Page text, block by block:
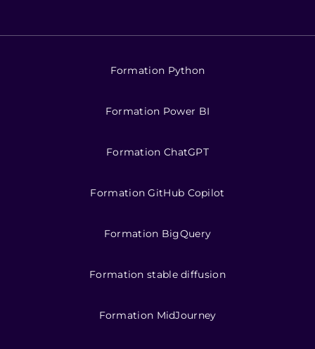
Formation Python
Formation Power BI
Formation ChatGPT
Formation GitHub Copilot
Formation BigQuery
Formation stable diffusion
Formation MidJourney